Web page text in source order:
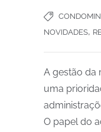
NOVIDADES,
A gestão da
uma
O papel do